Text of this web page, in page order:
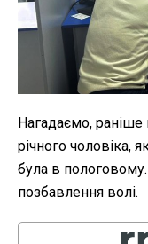
Нагадаємо, раніше
річного чоловіка,
була в
позбавлення волі.